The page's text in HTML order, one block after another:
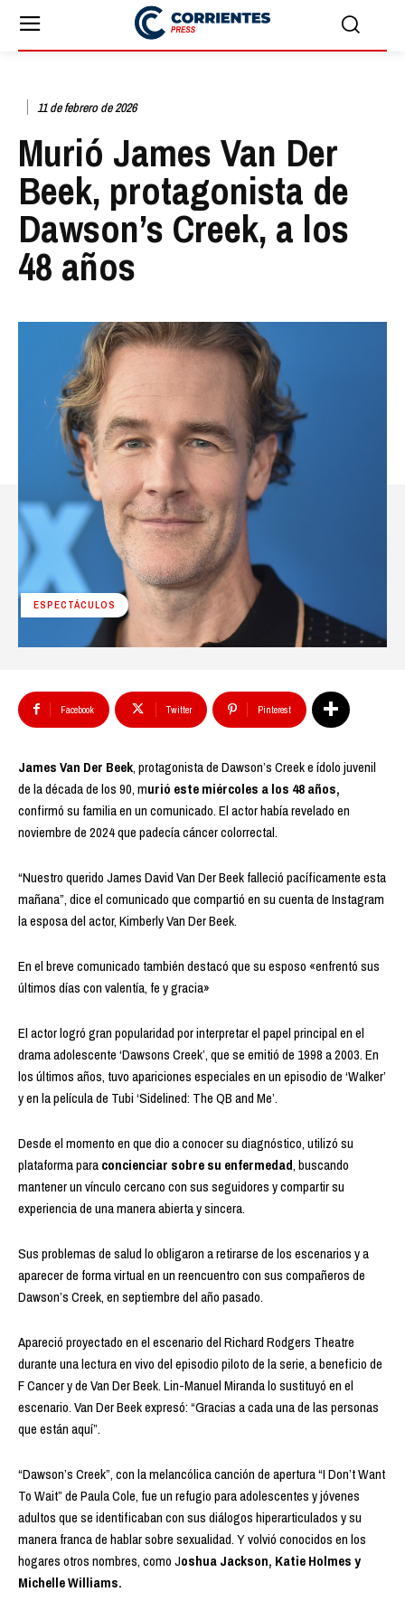
11 de febrero de 2026
Murió James Van Der
Beek, protagonista de
Dawson’s Creek, a los
48 años
ESPECTÁCULOS
Facebook Twitter Pinterest
James Van Der Beek, protagonista de Dawson’s Creek e ídolo juvenil
de la década de los 90, murió este miércoles a los 48 años,
confirmó su familia en un comunicado. El actor había revelado en
noviembre de 2024 que padecía cáncer colorrectal.
“Nuestro querido James David Van Der Beek falleció pacíficamente esta
mañana”, dice el comunicado que compartió en su cuenta de Instagram
la esposa del actor, Kimberly Van Der Beek.
En el breve comunicado también destacó que su esposo «enfrentó sus
últimos días con valentía, fe y gracia»
El actor logró gran popularidad por interpretar el papel principal en el
drama adolescente ‘Dawsons Creek’, que se emitió de 1998 a 2003. En
los últimos años, tuvo apariciones especiales en un episodio de ‘Walker’
y en la película de Tubi ‘Sidelined: The QB and Me’.
Desde el momento en que dio a conocer su diagnóstico, utilizó su
plataforma paraconcienciar sobre su enfermedad, buscando
mantener un vínculo cercano con sus seguidores y compartir su
experiencia de una manera abierta y sincera.
Sus problemas de salud lo obligaron a retirarse de los escenarios y a
aparecer de forma virtual en un reencuentro con sus compañeros de
Dawson’s Creek, en septiembre del año pasado.
Apareció proyectado en el escenario del Richard Rodgers Theatre
durante una lectura en vivo del episodio piloto de la serie, a beneficio de
F Cancer y de Van Der Beek. Lin-Manuel Miranda lo sustituyó en el
escenario. Van Der Beek expresó: “Gracias a cada una de las personas
que están aquí”.
“Dawson’s Creek”, con la melancólica canción de apertura “I Don’t Want
To Wait” de Paula Cole, fue un refugio para adolescentes y jóvenes
adultos que se identificaban con sus diálogos hiperarticulados y su
manera franca de hablar sobre sexualidad. Y volvió conocidos en los
hogares otros nombres, como Joshua Jackson, Katie Holmes y
Michelle Williams.